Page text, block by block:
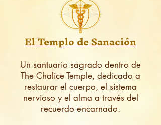
El Templo de Sanación
Un santuario sagrado dentro de
The Chalice Temple, dedicado a
restaurar el cuerpo, el sistema
nervioso y el alma a través del
recuerdo encarnado.